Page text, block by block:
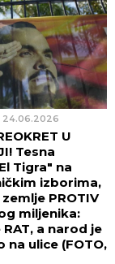
24.06.2026
U
Tesna
Tigra" na
izborima,
PROTIV
miljenika:
a narod je
na ulice (FOTO,